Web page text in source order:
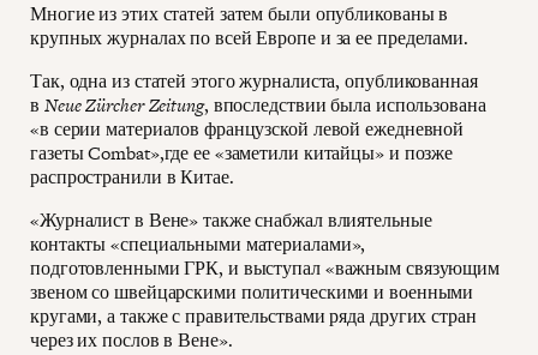
Многие из этих статей затем были опубликованы в
крупных журналах по всей Европе и за ее пределами.
Так, одна из статей этого журналиста, опубликованная
в Neue Zürcher Zeitung, впоследствии была использована
«в серии материалов французской левой ежедневной
газеты Combat»,где ее «заметили китайцы» и позже
распространили в Китае.
«Журналист в Вене» также снабжал влиятельные
контакты «специальными материалами»,
подготовленными ГРК, и выступал «важным связующим
звеном со швейцарскими политическими и военными
кругами, а также с правительствами ряда других стран
через их послов в Вене».